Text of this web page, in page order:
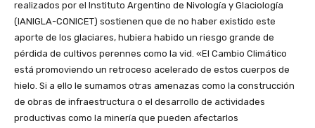
realizados por el Instituto Argentino de Nivología y Glaciología
(IANIGLA-CONICET) sostienen que de no haber existido este
aporte de los glaciares, hubiera habido un riesgo grande de
pérdida de cultivos perennes como la vid. «El Cambio Climático
está promoviendo un retroceso acelerado de estos cuerpos de
hielo. Si a ello le sumamos otras amenazas como la construcción
de obras de infraestructura o el desarrollo de actividades
productivas como la minería que pueden afectarlos